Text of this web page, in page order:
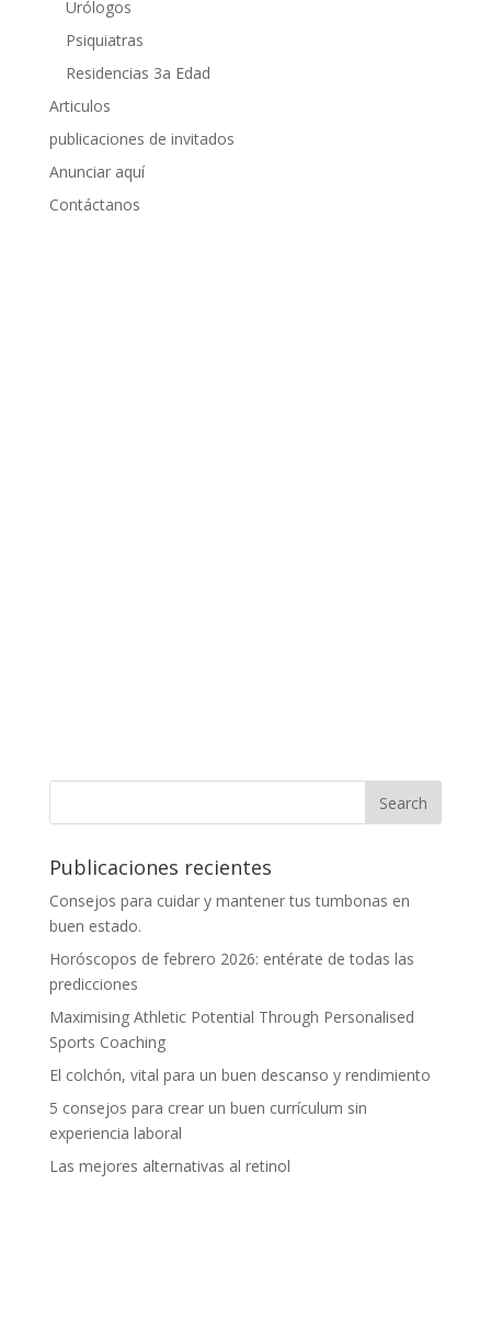
Urólogos
Psiquiatras
Residencias 3a Edad
Articulos
publicaciones de invitados
Anunciar aquí
Contáctanos
Publicaciones recientes
Consejos para cuidar y mantener tus tumbonas en
buen estado.
Horóscopos de febrero 2026: entérate de todas las
predicciones
Maximising Athletic Potential Through Personalised
Sports Coaching
El colchón, vital para un buen descanso y rendimiento
5 consejos para crear un buen currículum sin
experiencia laboral
Las mejores alternativas al retinol